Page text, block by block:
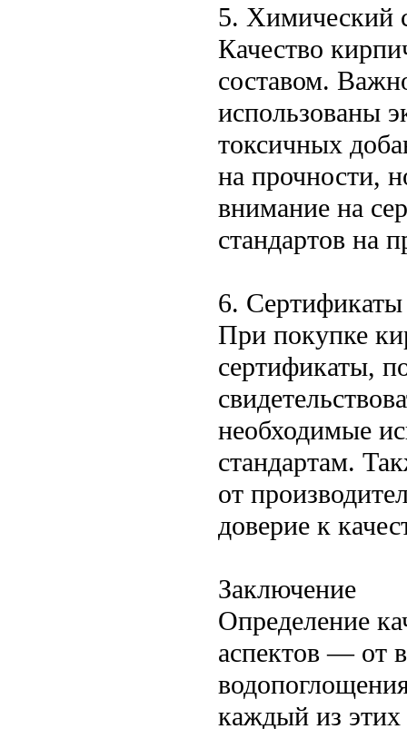
5. Химический
Качество
составом.
использованы
токсичных
на прочности,
внимание на
стандартов на
6. Сертификаты
При покупке
сертификаты,
необходимые
стандартам.
от
доверие к
Заключение
Определение
аспектов — от
каждый из этих